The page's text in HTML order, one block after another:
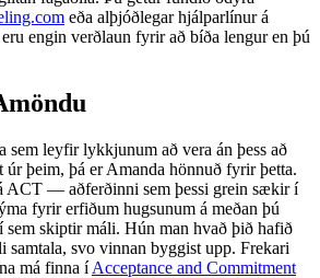
eða alþjóðlegar hjálparlínur á
engin verðlaun fyrir að bíða lengur en þú
sem leyfir lykkjunum að vera án þess að
þeim, þá er Amanda hönnuð fyrir þetta.
ACT — aðferðinni sem þessi grein sækir í
fyrir erfiðum hugsunum á meðan þú
sem skiptir máli. Hún man hvað þið hafið
samtala, svo vinnan byggist upp. Frekari
má finna íAcceptance and Commitment